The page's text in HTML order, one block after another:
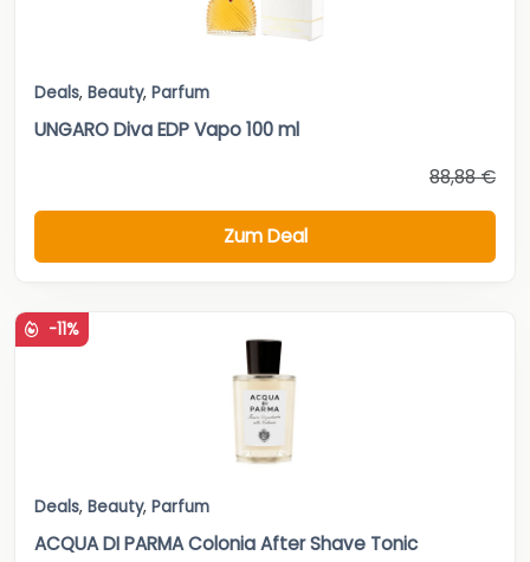
Deals, Beauty, Parfum
UNGARO Diva EDP Vapo 100 ml
88,88 €
Zum Deal
-11%
Deals, Beauty, Parfum
ACQUA DI PARMA Colonia After Shave Tonic